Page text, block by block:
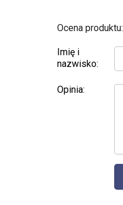
Ocena produktu:
Imię i
nazwisko:
Opinia: